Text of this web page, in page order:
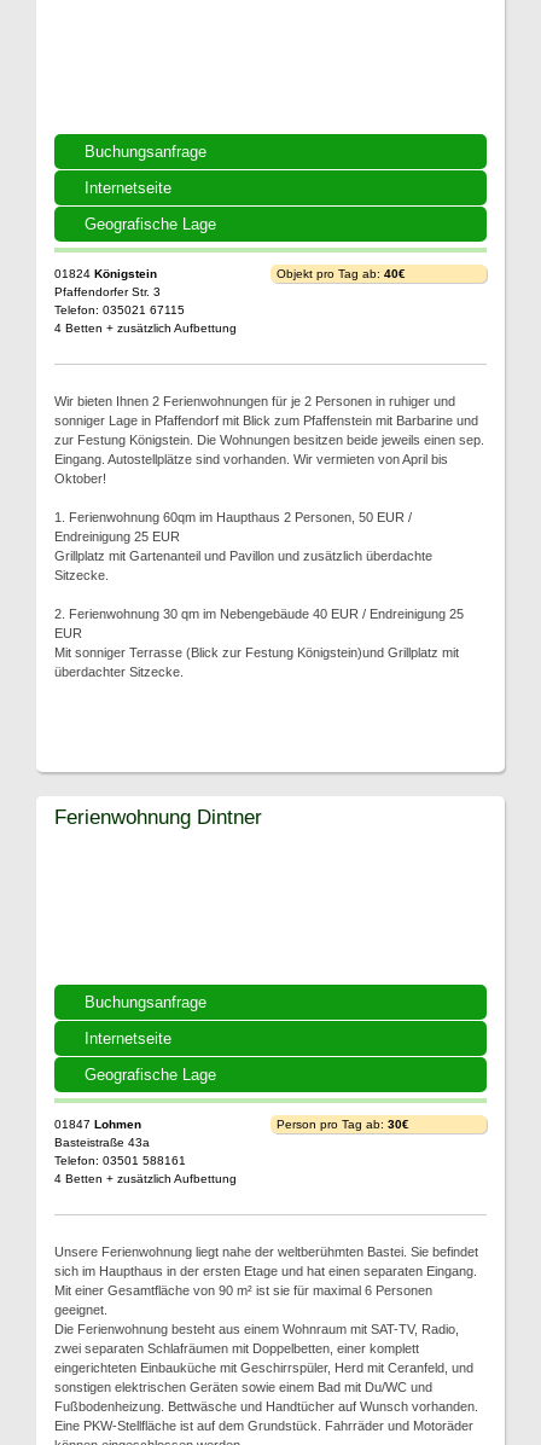
Buchungsanfrage
Internetseite
Geografische Lage
01824 Königstein
Pfaffendorfer Str. 3
Telefon: 035021 67115
4 Betten + zusätzlich Aufbettung
Objekt pro Tag ab: 40€
Wir bieten Ihnen 2 Ferienwohnungen für je 2 Personen in ruhiger und
sonniger Lage in Pfaffendorf mit Blick zum Pfaffenstein mit Barbarine und
zur Festung Königstein. Die Wohnungen besitzen beide jeweils einen sep.
Eingang. Autostellplätze sind vorhanden. Wir vermieten von April bis
Oktober!
1. Ferienwohnung 60qm im Haupthaus 2 Personen, 50 EUR /
Endreinigung 25 EUR
Grillplatz mit Gartenanteil und Pavillon und zusätzlich überdachte
Sitzecke.
2. Ferienwohnung 30 qm im Nebengebäude 40 EUR / Endreinigung 25
EUR
Mit sonniger Terrasse (Blick zur Festung Königstein)und Grillplatz mit
überdachter Sitzecke.
Buchungsanfrage
Internetseite
Geografische Lage
Ferienwohnung Dintner
01847 Lohmen
Basteistraße 43a
Telefon: 03501 588161
4 Betten + zusätzlich Aufbettung
Person pro Tag ab: 30€
Unsere Ferienwohnung liegt nahe der weltberühmten Bastei. Sie befindet
sich im Haupthaus in der ersten Etage und hat einen separaten Eingang.
Mit einer Gesamtfläche von 90 m² ist sie für maximal 6 Personen
geeignet.
Die Ferienwohnung besteht aus einem Wohnraum mit SAT-TV, Radio,
zwei separaten Schlafräumen mit Doppelbetten, einer komplett
eingerichteten Einbauküche mit Geschirrspüler, Herd mit Ceranfeld, und
sonstigen elektrischen Geräten sowie einem Bad mit Du/WC und
Fußbodenheizung. Bettwäsche und Handtücher auf Wunsch vorhanden.
Eine PKW-Stellfläche ist auf dem Grundstück. Fahrräder und Motoräder